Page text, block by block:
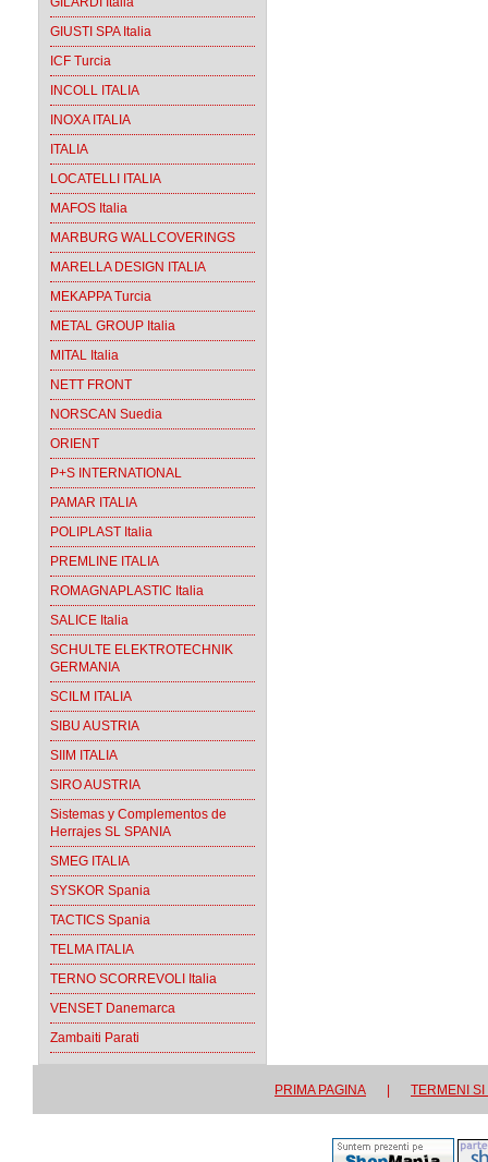
GIUSTI SPA Italia
ICF Turcia
INCOLL ITALIA
INOXA ITALIA
ITALIA
LOCATELLI ITALIA
MAFOS Italia
MARBURG WALLCOVERINGS
MARELLA DESIGN ITALIA
MEKAPPA Turcia
METAL GROUP Italia
MITAL Italia
NETT FRONT
NORSCAN Suedia
ORIENT
P+S INTERNATIONAL
PAMAR ITALIA
POLIPLAST Italia
PREMLINE ITALIA
ROMAGNAPLASTIC Italia
SALICE Italia
SCHULTE ELEKTROTECHNIK
GERMANIA
SCILM ITALIA
SIBU AUSTRIA
SIIM ITALIA
SIRO AUSTRIA
Sistemas y Complementos de
Herrajes SL SPANIA
SMEG ITALIA
SYSKOR Spania
TACTICS Spania
TELMA ITALIA
TERNO SCORREVOLI Italia
VENSET Danemarca
Zambaiti Parati
PRIMA PAGINA TERMENI SI